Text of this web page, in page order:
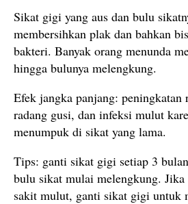
Sikat gigi yang aus dan bulu
membersihkan plak dan bahkan
bakteri. Banyak orang menunda
hingga bulunya melengkung.
Efek jangka panjang:
radang gusi, dan infeksi mulut
menumpuk di sikat yang lama.
Tips: ganti sikat gigi setiap 3
bulu sikat mulai melengkung. Jika
sakit mulut, ganti sikat gigi untuk